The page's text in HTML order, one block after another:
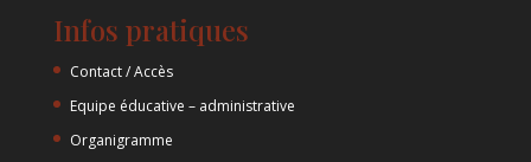
Infos pratiques
Contact / Accès
Equipe éducative – administrative
Organigramme